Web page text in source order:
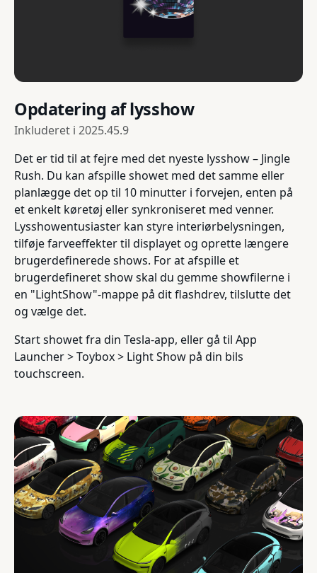
Opdatering af lysshow
Inkluderet i 2025.45.9
Det er tid til at fejre med det nyeste lysshow – Jingle
Rush. Du kan afspille showet med det samme eller
planlægge det op til 10 minutter i forvejen, enten på
et enkelt køretøj eller synkroniseret med venner.
Lysshowentusiaster kan styre interiørbelysningen,
tilføje farveeffekter til displayet og oprette længere
brugerdefinerede shows. For at afspille et
brugerdefineret show skal du gemme showfilerne i
en "LightShow"-mappe på dit flashdrev, tilslutte det
og vælge det.
Start showet fra din Tesla-app, eller gå til App
Launcher > Toybox > Light Show på din bils
touchscreen.